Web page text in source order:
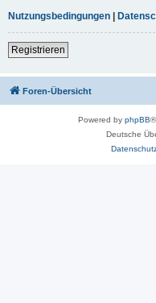
Nutzungsbedingungen |
Registrieren
Foren-Übersicht
Powered by phpBB
Deutsche